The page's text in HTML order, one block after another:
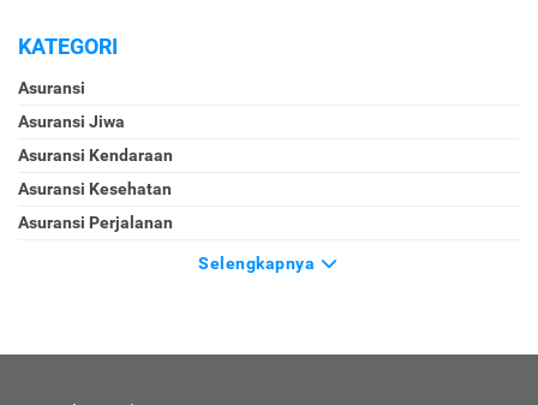
KATEGORI
Asuransi
Asuransi Jiwa
Asuransi Kendaraan
Asuransi Kesehatan
Asuransi Perjalanan
Selengkapnya